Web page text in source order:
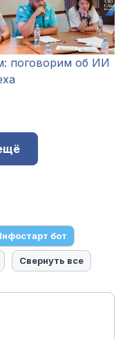
поговорим об ИИ
бот
Свернуть все